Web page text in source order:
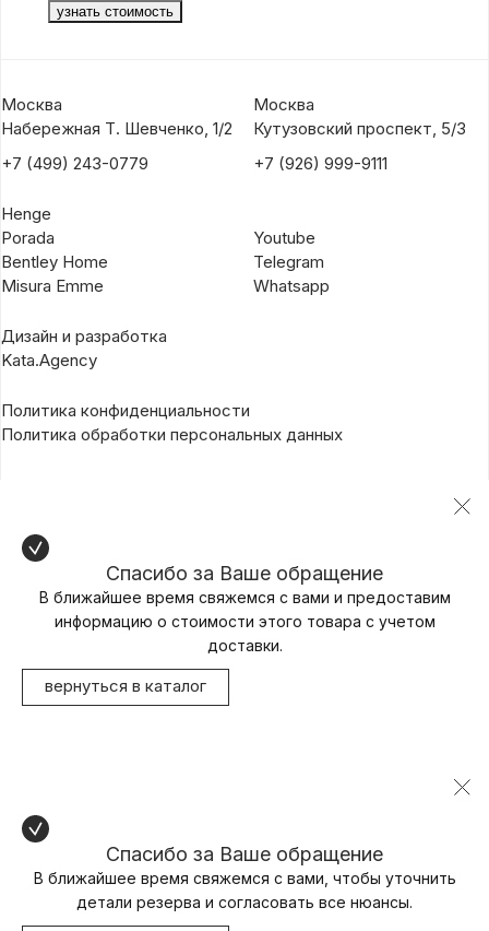
Москва
Набережная Т. Шевченко, 1/2
+7 (499) 243-0779
Москва
Кутузовский проспект, 5/3
+7 (926) 999-9111
Henge
Porada
Bentley Home
Misura Emme
Youtube
Telegram
Whatsapp
Дизайн и разработка
Kata.Agency
Политика конфиденциальности
Политика обработки персональных данных
Спасибо за Ваше обращение
В ближайшее время свяжемся с вами и предоставим
информацию о стоимости этого товара с учетом
доставки.
вернуться в каталог
Спасибо за Ваше обращение
В ближайшее время свяжемся с вами, чтобы уточнить
детали резерва и согласовать все нюансы.